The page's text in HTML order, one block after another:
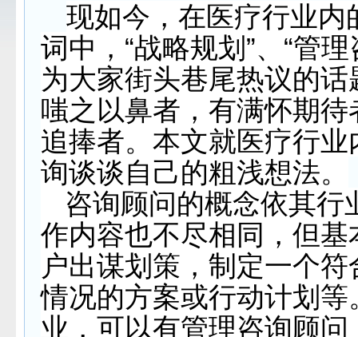
现如今，在医疗行业内
词中，“战略规划”、“管
为大家街头巷尾热议的话
嗤之以鼻者，有满怀期待
追捧者。本文就医疗行业
询谈谈自己的粗浅想法。
咨询顾问的概念依其行
作内容也不尽相同，但基
户出谋划策，制定一个
情况的方案或行动计划等
业，可以有管理咨询顾问